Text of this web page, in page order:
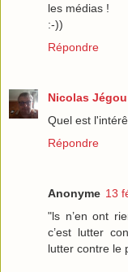
les médias !
:-))
Répondre
Nicolas Jégou
Quel est
Répondre
Anonyme 13
"ls n’en ont
c’est lutter
lutter contre le